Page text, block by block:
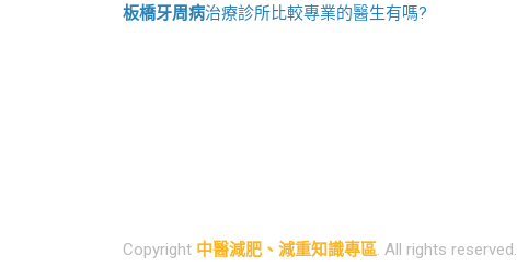
板橋牙周病治療診所比較專業的醫生有嗎?
Copyright 中醫減肥、減重知識專區. All rights reserved.